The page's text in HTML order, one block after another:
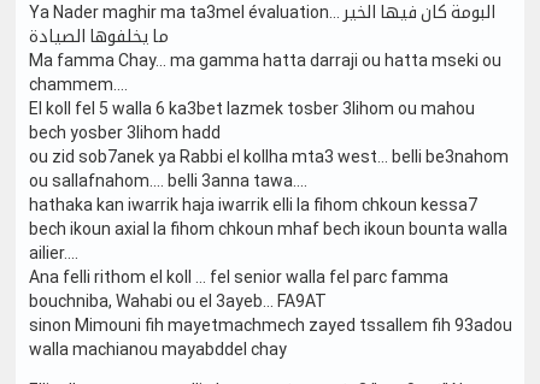
Ya Nader maghir ma ta3mel évaluation... البومة كان فيها الخير
ما يخلفوها الصيادة
Ma famma Chay... ma gamma hatta darraji ou hatta mseki ou
chammem....
El koll fel 5 walla 6 ka3bet lazmek tosber 3lihom ou mahou
bech yosber 3lihom hadd
ou zid sob7anek ya Rabbi el kollha mta3 west... belli be3nahom
ou sallafnahom.... belli 3anna tawa....
hathaka kan iwarrik haja iwarrik elli la fihom chkoun kessa7
bech ikoun axial la fihom chkoun mhaf bech ikoun bounta walla
ailier....
Ana felli rithom el koll ... fel senior walla fel parc famma
bouchniba, Wahabi ou el 3ayeb... FA9AT
sinon Mimouni fih mayetmachmech zayed tssallem fih 93adou
walla machianou mayabddel chay